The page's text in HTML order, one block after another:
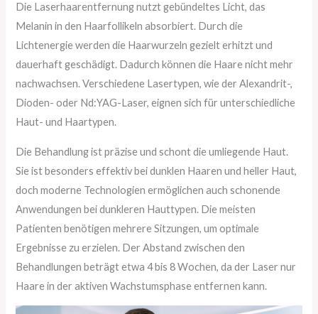
Die Laserhaarentfernung nutzt gebündeltes Licht, das
Melanin in den Haarfollikeln absorbiert. Durch die
Lichtenergie werden die Haarwurzeln gezielt erhitzt und
dauerhaft geschädigt. Dadurch können die Haare nicht mehr
nachwachsen. Verschiedene Lasertypen, wie der Alexandrit-,
Dioden- oder Nd:YAG-Laser, eignen sich für unterschiedliche
Haut- und Haartypen.
Die Behandlung ist präzise und schont die umliegende Haut.
Sie ist besonders effektiv bei dunklen Haaren und heller Haut,
doch moderne Technologien ermöglichen auch schonende
Anwendungen bei dunkleren Hauttypen. Die meisten
Patienten benötigen mehrere Sitzungen, um optimale
Ergebnisse zu erzielen. Der Abstand zwischen den
Behandlungen beträgt etwa 4 bis 8 Wochen, da der Laser nur
Haare in der aktiven Wachstumsphase entfernen kann.